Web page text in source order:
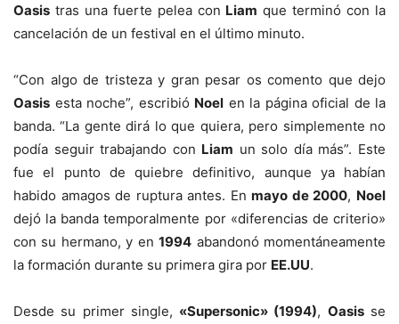
Oasis tras una fuerte pelea con Liam que terminó con la
cancelación de un festival en el último minuto.
“Con algo de tristeza y gran pesar os comento que dejo
Oasis esta noche”, escribió Noel en la página oficial de la
banda. “La gente dirá lo que quiera, pero simplemente no
podía seguir trabajando con Liam un solo día más”. Este
fue el punto de quiebre definitivo, aunque ya habían
habido amagos de ruptura antes. Enmayo de 2000, Noel
dejó la banda temporalmente por «diferencias de criterio»
con su hermano, y en1994 abandonó momentáneamente
la formación durante su primera gira por EE.UU.
Desde su primer single, «Supersonic» (1994), Oasisse